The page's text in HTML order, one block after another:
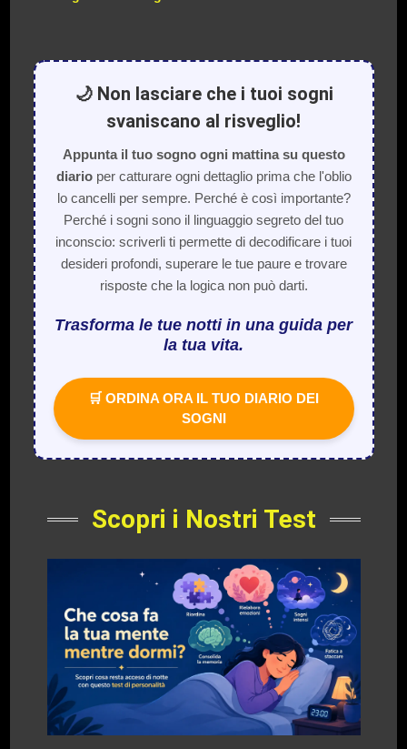
🌙 Non lasciare che i tuoi sogni
svaniscano al risveglio!
Appunta il tuo sogno ogni mattina su questo
diarioper catturare ogni dettaglio prima che l'oblio
lo cancelli per sempre. Perché è così importante?
Perché i sogni sono il linguaggio segreto del tuo
inconscio: scriverli ti permette di decodificare i tuoi
desideri profondi, superare le tue paure e trovare
risposte che la logica non può darti.
Trasforma le tue notti in una guida per
la tua vita.
🛒 ORDINA ORA IL TUO DIARIO DEI
SOGNI
Scopri i Nostri Test